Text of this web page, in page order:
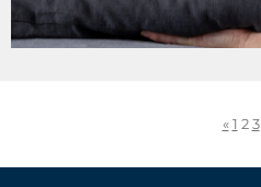
« 1 2 3